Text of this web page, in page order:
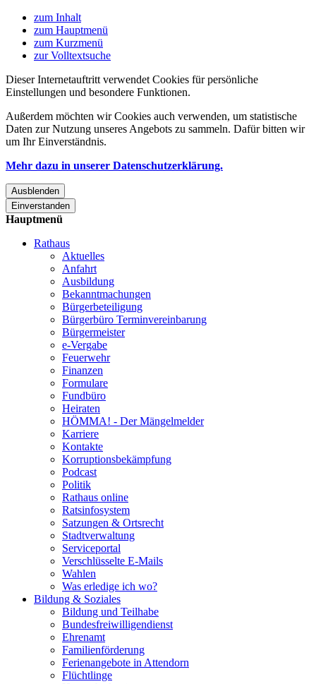
zum Inhalt
zum Hauptmenü
zum Kurzmenü
zur Volltextsuche
Dieser Internetauftritt verwendet Cookies für persönliche
Einstellungen und besondere Funktionen.
Außerdem möchten wir Cookies auch verwenden, um statistische
Daten zur Nutzung unseres Angebots zu sammeln. Dafür bitten wir
um Ihr Einverständnis.
Mehr dazu in unserer Datenschutzerklärung.
Ausblenden
Einverstanden
Hauptmenü
Rathaus
Aktuelles
Anfahrt
Ausbildung
Bekanntmachungen
Bürgerbeteiligung
Bürgerbüro Terminvereinbarung
Bürgermeister
e-Vergabe
Feuerwehr
Finanzen
Formulare
Fundbüro
Heiraten
HÖMMA! - Der Mängelmelder
Karriere
Kontakte
Korruptionsbekämpfung
Podcast
Politik
Rathaus online
Ratsinfosystem
Satzungen & Ortsrecht
Stadtverwaltung
Serviceportal
Verschlüsselte E-Mails
Wahlen
Was erledige ich wo?
Bildung & Soziales
Bildung und Teilhabe
Bundesfreiwilligendienst
Ehrenamt
Familienförderung
Ferienangebote in Attendorn
Flüchtlinge